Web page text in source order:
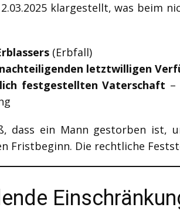
klargestellt, was beim
(Erbfall)
letztwilligen
festgestellten Vaterschaft –
dass ein Mann gestorben ist,
Fristbeginn. Die rechtliche